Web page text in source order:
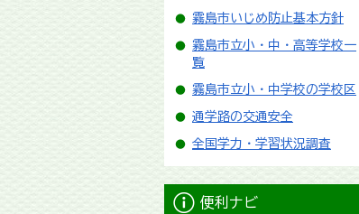
霧島市いじめ防止基本方針
霧島市立小・中・高等学校一
覧
霧島市立小・中学校の学校区
通学路の交通安全
全国学力・学習状況調査
便利ナビ